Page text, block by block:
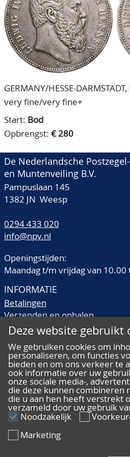
Ons Team
80 jarig bestaan
CONTACT
ACCOUNT
GERMANY/HESSE-
very fine/very fine+
Start: Bod
Opbrengst: € 280
De Nederlandsche Postzegel-
en Muntenveiling B.V.
Pampuslaan 145
1382 JN Weesp
0294 433 020
info@npv.nl
Openingstijden:
Maandag t/m vrijdag van
INFORMATIE
Betalingen
Verzenden en ophalen
Veilingtermen
Kwaliteitsomschrijvingen
Veelgestelde vragen
ALGEMEEN
Algemene voorwaarden
Deze website gebruikt
We gebruiken cookies om
personaliseren, om functies
bieden en om ons verkeer te
ook informatie over uw
onze sociale media-,
die deze kunnen combineren
die u aan hen heeft verstrekt
verzameld door uw gebruik
Noodzakelijk
Marketing